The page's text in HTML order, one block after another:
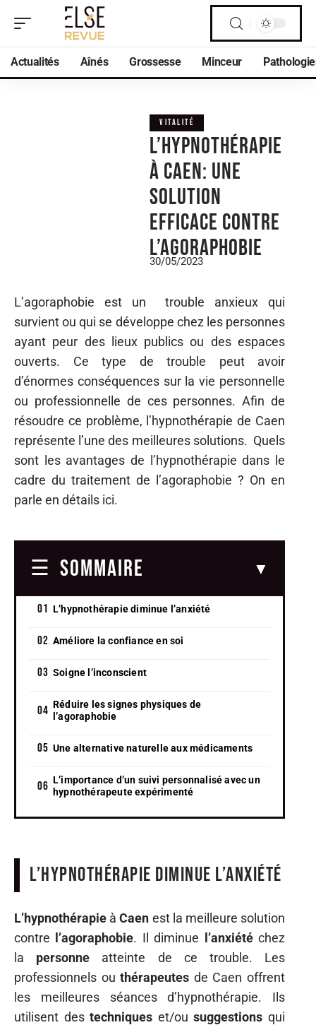
Actualités Aînés Grossesse Minceur
VITALITÉ
L’hypnothérapie
à Caen: une
solution
efficace contre
l’agoraphobie
30/05/2023
L’agoraphobie est un trouble anxieux qui
survient ou qui se développe chez les personnes
ayant peur des lieux publics ou des espaces
ouverts. Ce type de trouble peut avoir
d’énormes conséquences sur la vie personnelle
ou professionnelle de ces personnes. Afin de
résoudre ce problème, l’hypnothérapie de Caen
représente l’une des meilleures solutions. Quels
sont les avantages de l’hypnothérapie dans le
cadre du traitement de l’agoraphobie ? On en
parle en détails ici.
SOMMAIRE
L’hypnothérapie diminue l’anxiété
Améliore la confiance en soi
Soigne l’inconscient
Réduire les signes physiques de
l’agoraphobie
Une alternative naturelle aux médicaments
L’importance d’un suivi personnalisé avec un
hypnothérapeute expérimenté
L’hypnothérapie diminue l’anxiété
L’hypnothérapie àCaen est la meilleure solution
contre l’agoraphobie. Il diminue l’anxiétéchez
la personne atteinte de ce trouble. Les
professionnels outhérapeutes de Caen offrent
les meilleures séances d’hypnothérapie. Ils
utilisent destechniques et/ousuggestions qui